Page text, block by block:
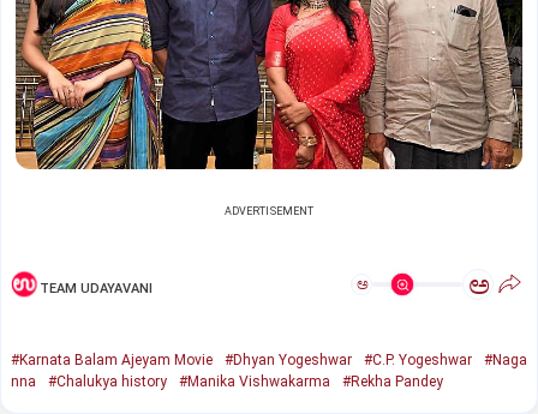
ADVERTISEMENT
TEAM UDAYAVANI ಅ ಅ
#Karnata Balam Ajeyam Movie #Dhyan Yogeshwar #C.P. Yogeshwar
#Naga
nna
#Chalukya history #Manika Vishwakarma #Rekha Pandey